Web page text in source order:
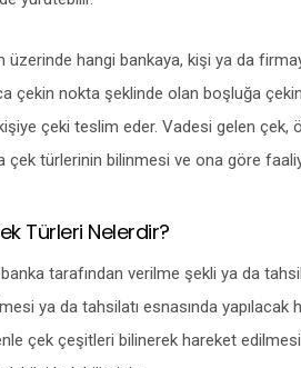
üzerinde hangi bankaya, kişi ya da
çekin nokta şeklinde olan boşluğa
çeki teslim eder. Vadesi gelen
çek türlerinin bilinmesi ve ona göre
Türleri Nelerdir?
tarafından verilme şekli ya da
ya da tahsilatı esnasında
çek çeşitleri bilinerek hareket